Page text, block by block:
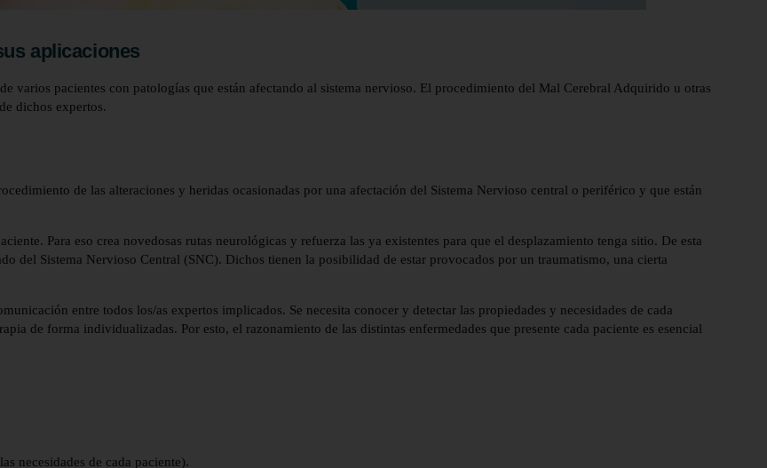
aplicaciones
varios pacientes con patologías que están afectando al sistema nervioso. El procedimiento del Mal Cerebral Adquirido u otras
dichos expertos.
de las alteraciones y heridas ocasionadas por una afectación del Sistema Nervioso central o periférico y que están
Para eso crea novedosas rutas neurológicas y refuerza las ya existentes para que el desplazamiento tenga sitio. De esta
del Sistema Nervioso Central (SNC). Dichos tienen la posibilidad de estar provocados por un traumatismo, una cierta
entre todos los/as expertos implicados. Se necesita conocer y detectar las propiedades y necesidades de cada
de forma individualizadas. Por esto, el razonamiento de las distintas enfermedades que presente cada paciente es esencial
necesidades de cada paciente).